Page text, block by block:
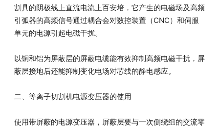
割具的阴极线上直流电流上百安培，它产生的电磁场及高频
引弧器的高频信号通过耦合会对数控装置（CNC）和伺服
单元的电源引起电磁干扰。
以铜和铝为屏蔽层的屏蔽电缆能有效抑制高频电磁干扰，屏
蔽层接地后还能抑制变化电场对芯线的静电感应。
二、等离子切割机电源变压器的使用
使用带屏蔽的电源变压器，屏蔽层要与一次侧绕组的交流零